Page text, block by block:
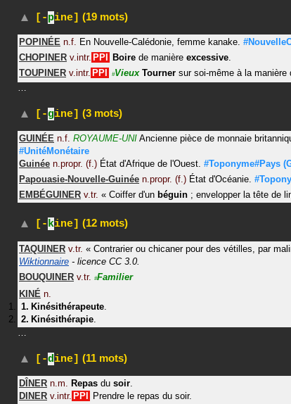
[-pine] (19 mots)
POPINÉE n.f. En Nouvelle-Calédonie, femme kanake.
CHOPINER v.intr. PPI Boire de manière excessive.
TOUPINER v.intr. PPI #Vieux Tourner sur soi-même à la manière
…
[-gine] (3 mots)
GUINÉE n.f. ROYAUME-UNI Ancienne pièce de monnaie
#UnitéMonétaire
Guinée n.propr. (f.) État d'Afrique de l'Ouest. #Toponyme#Pays
Papouasie-Nouvelle-Guinée n.propr. (f.) État d'Océanie.
EMBÉGUINER v.tr. « Coiffer d'un béguin ; envelopper la tête de
[-kine] (12 mots)
TAQUINER v.tr. « Contrarier ou chicaner pour des vétilles, par
Wiktionnaire - licence CC 3.0.
BOUQUINER v.tr. #Familier
KINÉ n.
Kinésithérapeute
Kinésithérapie
[-dine] (11 mots)
DÎNER n.m. Repas du soir
DINER v.intr. PPI
Prendre le repas du soir.